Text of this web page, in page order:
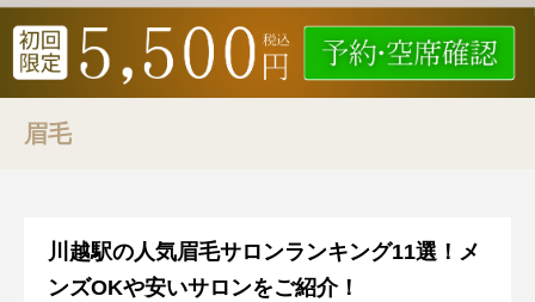
眉毛
川越駅の人気眉毛サロンランキング11選！メ
ンズOKや安いサロンをご紹介！